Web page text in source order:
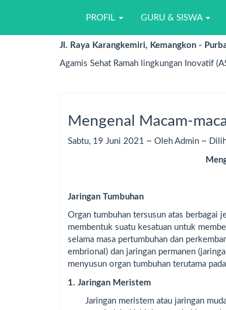
PROFIL GURU & SISWA
SMP N 1
Jl. Raya Karangkemiri, Kemangkon -
Agamis Sehat Ramah lingkungan Inovatif
Mengenal Macam-
Sabtu, 19 Juni 2021 ~ Oleh Admin ~
Jaringan Tumbuhan
Organ tumbuhan tersusun atas berbagai
membentuk suatu kesatuan untuk
selama masa pertumbuhan dan
embrional) dan jaringan permanen
menyusun organ tumbuhan terutama
1. Jaringan Meristem
Jaringan meristem atau jaringan